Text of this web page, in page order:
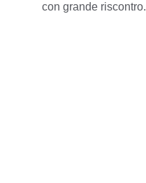
con grande riscontro.